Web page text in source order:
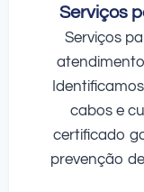
Serviços
Serviços
cabos e
certificado
prevenção